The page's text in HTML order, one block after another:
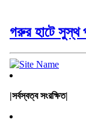
গরুর হাটে সুস্থ
|সর্বস্বত্ব সংরক্ষিত|